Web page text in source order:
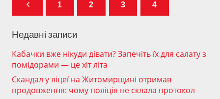
1 2 3 4
Недавні записи
Кабачки вже нікуди дівати? Запечіть їх для салату з
помідорами — це хіт літа
Скандал у ліцеї на Житомирщині отримав
продовження: чому поліція не склала протокол